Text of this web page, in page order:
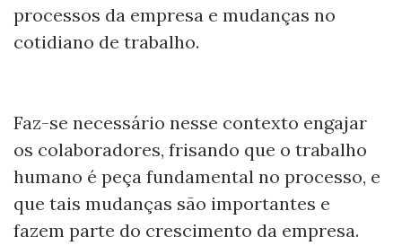
processos da empresa e mudanças no
cotidiano de trabalho.
Faz-se necessário nesse contexto engajar
os colaboradores, frisando que o trabalho
humano é peça fundamental no processo, e
que tais mudanças são importantes e
fazem parte do crescimento da empresa.